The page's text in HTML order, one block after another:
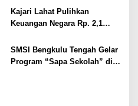
Terus Dipertajam Kajari Lahat
Kajari Lahat Pulihkan
Keuangan Negara Rp. 2,1
SMSI Bengkulu Tengah Gelar
Program “Sapa Sekolah” di